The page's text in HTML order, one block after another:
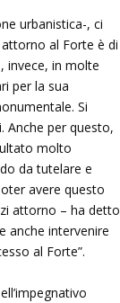
urbanistica-, ci
al Forte è di
invece, in molte
per la sua
Si
Anche per questo,
molto
da tutelare e
avere questo
attorno – ha detto
anche intervenire
al Forte”.